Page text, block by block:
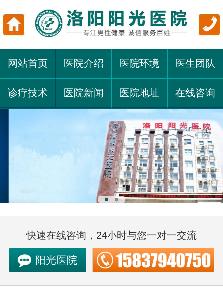
网站首页 医院介绍 医院环境 医生团队
诊疗技术 医院新闻 医院地址 在线咨询
快速在线咨询，24小时与您一对一交流
阳光医院